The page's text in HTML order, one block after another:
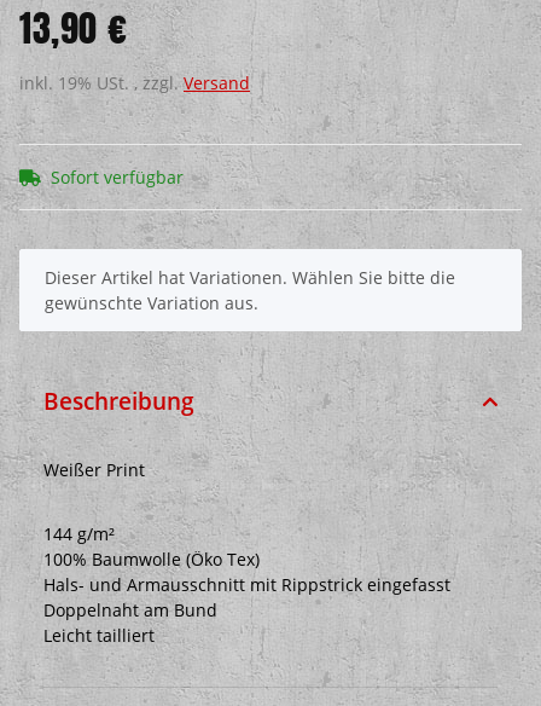
13,90 €
inkl. 19% USt. , zzgl.Versand
Sofort verfügbar
x
Dieser Artikel hat Variationen. Wählen Sie bitte die
gewünschte Variation aus.
Beschreibung
Weißer Print
144 g/m²
100% Baumwolle (Öko Tex)
Hals- und Armausschnitt mit Rippstrick eingefasst
Doppelnaht am Bund
Leicht tailliert